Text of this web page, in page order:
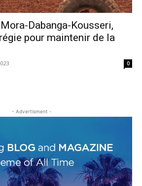
Dabanga-Kousseri,
pour maintenir de la
0
- Advertisment -